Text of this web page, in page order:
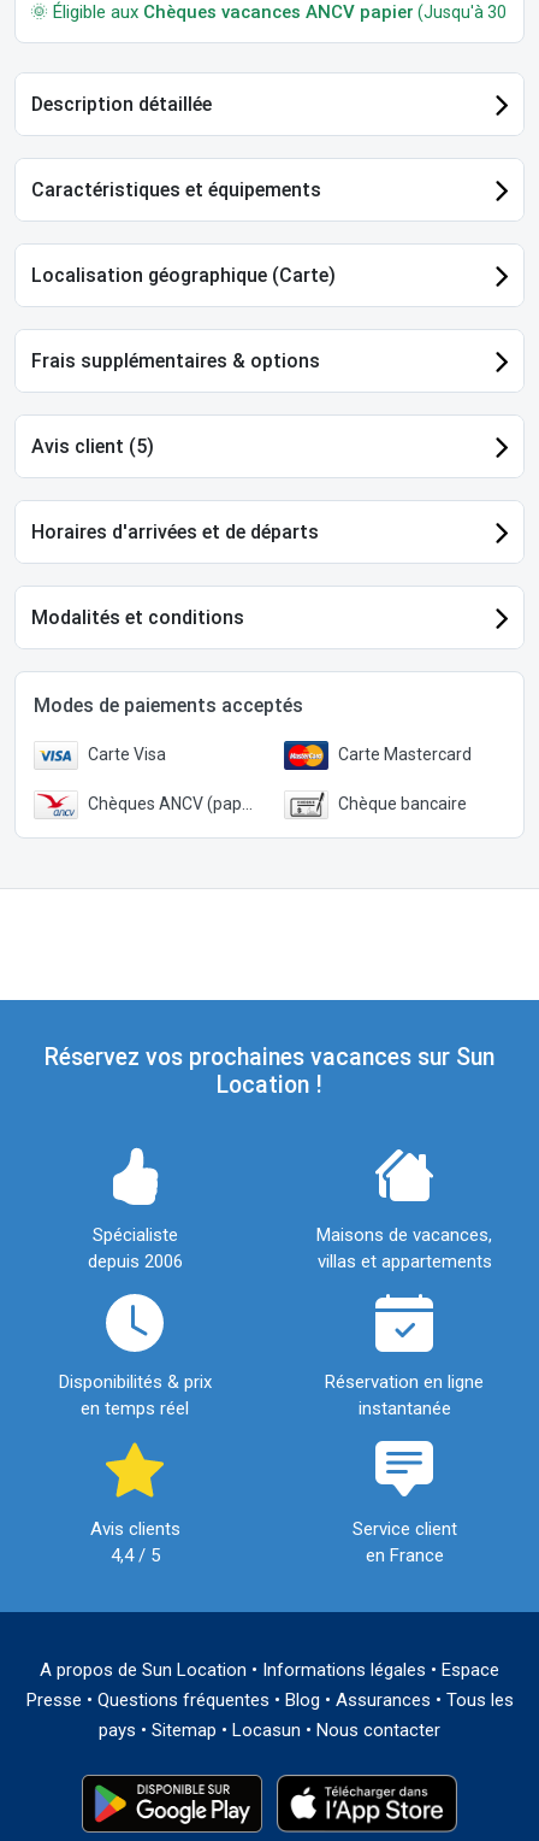
🌞 Éligible aux Chèques vacances ANCV papier (Jusqu'à 30
Description détaillée
Caractéristiques et équipements
Localisation géographique (Carte)
Frais supplémentaires & options
Avis client (5)
Horaires d'arrivées et de départs
Modalités et conditions
Modes de paiements acceptés
Carte Visa Carte Mastercard
Chèques ANCV (papier) Chèque bancaire
Réservez vos prochaines vacances sur Sun
Location !
Spécialiste
depuis 2006
Maisons de vacances,
villas et appartements
Disponibilités & prix
en temps réel
Réservation en ligne
instantanée
Avis clients
4,4 / 5
Service client
en France
A propos de Sun Location • Informations légales • Espace
Presse • Questions fréquentes • Blog • Assurances • Tous les
pays • Sitemap • Locasun • Nous contacter